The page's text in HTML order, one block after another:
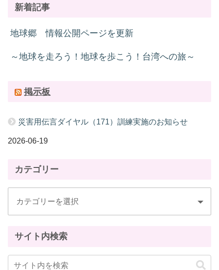
新着記事
地球郷 情報公開ページを更新
～地球を走ろう！地球を歩こう！台湾への旅～
掲示板
災害用伝言ダイヤル（171）訓練実施のお知らせ
2026-06-19
カテゴリー
サイト内検索